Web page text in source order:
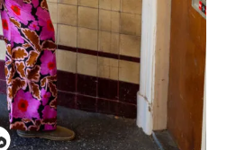
€76,97